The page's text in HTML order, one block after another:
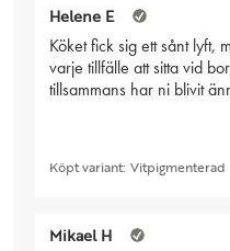
Helene E
Köket fick sig ett sånt lyft,
varje tillfälle att sitta vid
tillsammans har ni blivit
Köpt variant: Vitpigmenterad
Mikael H